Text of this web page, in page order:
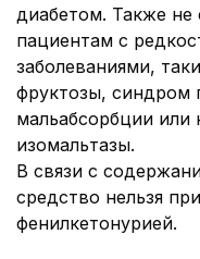
диабетом. Также не
пациентам с
заболеваниями,
фруктозы, синдром
мальабсорбции или
изомальтазы.
В связи с
средство нельзя
фенилкетонурией.